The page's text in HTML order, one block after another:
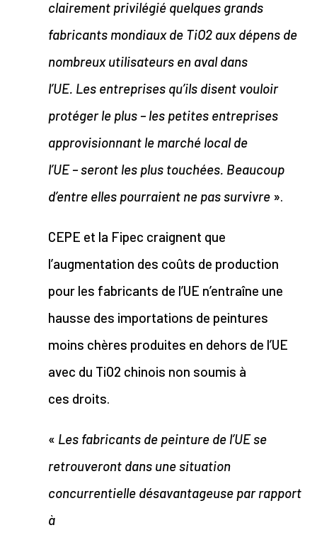
clairement privilégié quelques grands
fabricants mondiaux de TiO2 aux dépens de
nombreux utilisateurs en aval dans
l’UE. Les entreprises qu’ils disent vouloir
protéger le plus – les petites entreprises
approvisionnant le marché local de
l’UE – seront les plus touchées. Beaucoup
d’entre elles pourraient ne pas survivre».
CEPE et la Fipec craignent que
l’augmentation des coûts de production
pour les fabricants de l’UE n’entraîne une
hausse des importations de peintures
moins chères produites en dehors de l’UE
avec du TiO2 chinois non soumis à
ces droits.
« Les fabricants de peinture de l’UE se
retrouveront dans une situation
concurrentielle désavantageuse par rapport
à